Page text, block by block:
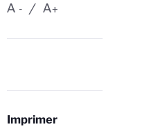
-
A +
A
Imprimer